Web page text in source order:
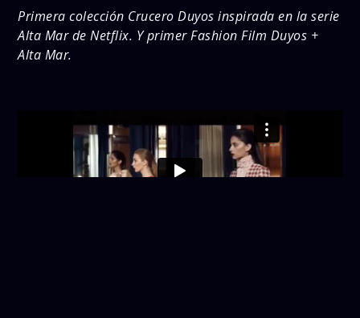
Primera colección Crucero Duyos inspirada en la serie
Alta Mar de Netflix. Y primer Fashion Film Duyos +
Alta Mar.